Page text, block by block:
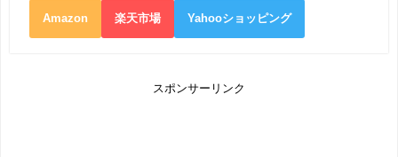
Amazon 楽天市場 Yahooショッピング
スポンサーリンク